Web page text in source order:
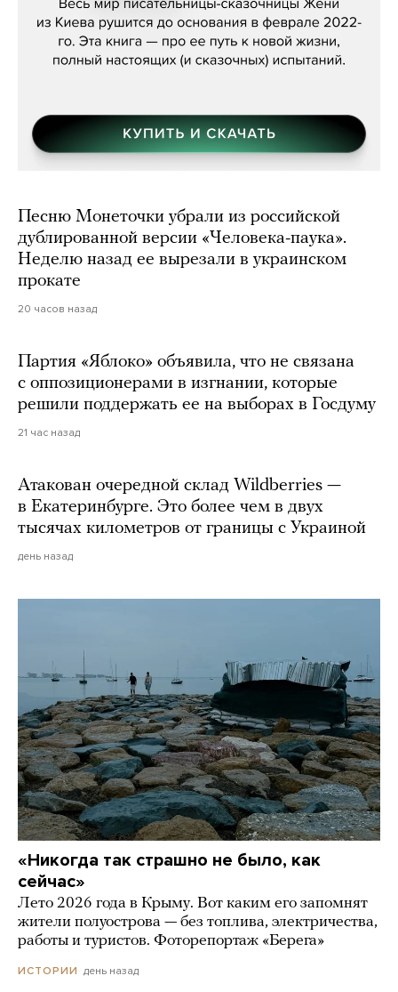
Песню Монеточки убрали из российской
дублированной версии «Человека-паука».
Неделю назад ее вырезали в украинском
прокате
20 часов назад
Партия «Яблоко» объявила, что не связана
с оппозиционерами в изгнании, которые
решили поддержать ее на выборах в Госдуму
21 час назад
Атакован очередной склад Wildberries —
в Екатеринбурге. Это более чем в двух
тысячах километров от границы с Украиной
день назад
«Никогда так страшно не было, как
сейчас»
Лето 2026 года в Крыму. Вот каким его запомнят
жители полуострова — без топлива, электричества,
работы и туристов. Фоторепортаж «Берега»
ИСТОРИИ день назад